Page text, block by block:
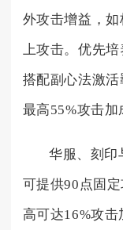
外攻击增益，
上攻击。优先
搭配副心法激
最高55%攻击加
华服、刻印
可提供90点固
高可达16%攻